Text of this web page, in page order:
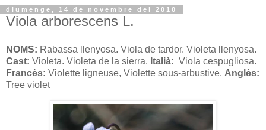
diumenge, 14 de novembre del 2010
Viola arborescens L.
NOMS: Rabassa llenyosa. Viola de tardor. Violeta llenyosa.
Cast: Violeta. Violeta de la sierra. Italià: Viola cespugliosa.
Francès: Violette ligneuse, Violette sous-arbustive. Anglès:
Tree violet